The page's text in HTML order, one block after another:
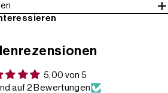
5,00 von 5
auf 2 Bewertungen